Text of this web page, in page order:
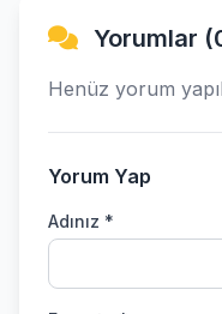
Yorumlar
Henüz yorum
Yorum Yap
Adınız *